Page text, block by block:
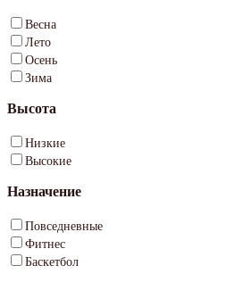
Весна
Лето
Осень
Зима
Высота
Низкие
Высокие
Назначение
Повседневные
Фитнес
Баскетбол